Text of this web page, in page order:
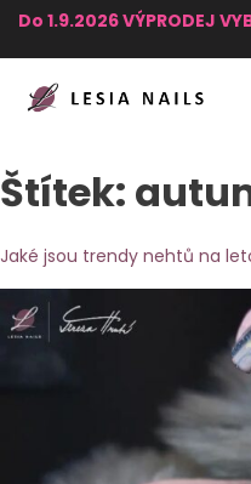
Do 1.9.2026 VÝPRODEJ
Štítek:
Jaké jsou trendy nehtů na